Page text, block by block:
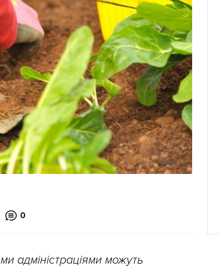
0
адміністраціями можуть